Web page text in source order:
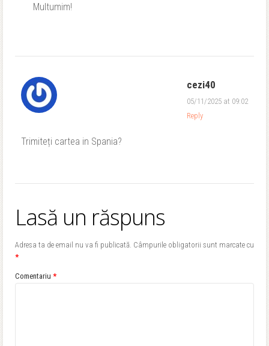
Multumim!
cezi40
05/11/2025 at 09:02
Reply
Trimiteți cartea in Spania?
Lasă un răspuns
Adresa ta de email nu va fi publicată. Câmpurile obligatorii sunt marcate cu
*
Comentariu *